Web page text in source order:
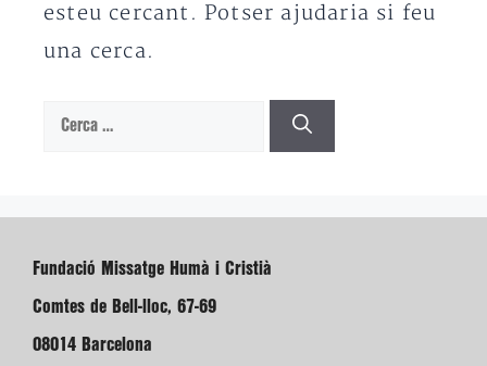
esteu cercant. Potser ajudaria si feu
una cerca.
Cerca:
Fundació Missatge Humà i Cristià
Comtes de Bell-lloc, 67-69
08014 Barcelona